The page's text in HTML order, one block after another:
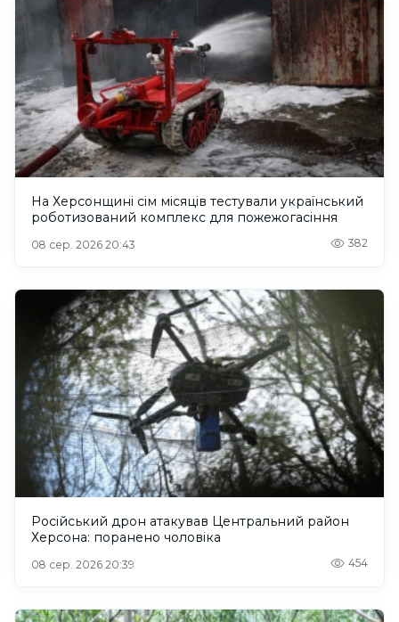
На Херсонщині сім місяців тестували український
роботизований комплекс для пожежогасіння
08 сер. 2026 20:43 382
Російський дрон атакував Центральний район
Херсона: поранено чоловіка
08 сер. 2026 20:39 454